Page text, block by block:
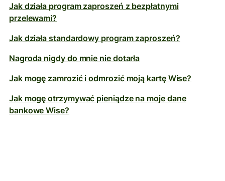
Jak działa program zaproszeń z bezpłatnymi
przelewami?
Jak działa standardowy program zaproszeń?
Nagroda nigdy do mnie nie dotarła
Jak mogę zamrozić i odmrozić moją kartę Wise?
Jak mogę otrzymywać pieniądze na moje dane
bankowe Wise?